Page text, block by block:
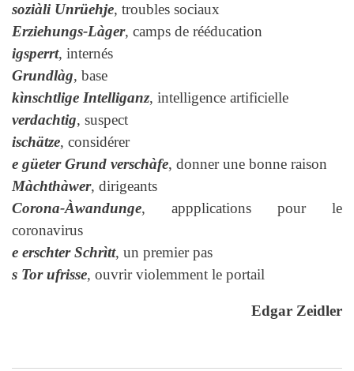
soziàli Unrüehje, troubles sociaux
Erziehungs-Làger, camps de rééducation
igsperrt, internés
Grundlàg, base
kìnschtlige Intelliganz, intelligence artificielle
verdachtig, suspect
ischätze, considérer
e güeter Grund verschàfe, donner une bonne raison
Màchthàwer, dirigeants
Corona-Àwandunge, appplications pour le
coronavirus
e erschter Schrìtt, un premier pas
s Tor ufrisse, ouvrir violemment le portail
Edgar Zeidler